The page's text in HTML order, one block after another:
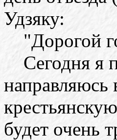
Удзяку:
"Дорогой
Сегодня я
направляюсь
будет очень